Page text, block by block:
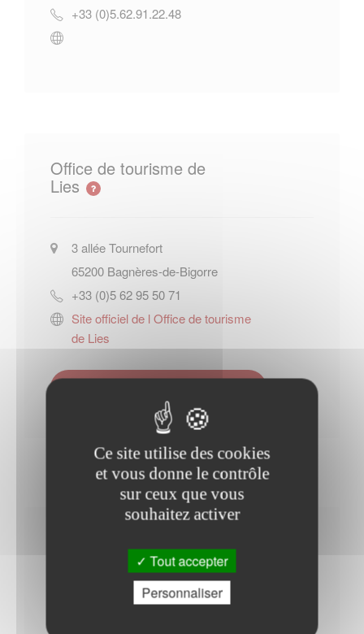
+33 (0)5.62.91.22.48
Office de tourisme de
Lies
3 allée Tournefort
65200 Bagnères-de-Bigorre
+33 (0)5 62 95 50 71
Site officiel de l Office de tourisme
de Lies
Ce site utilise des cookies
et vous donne le contrôle
sur ceux que vous
souhaitez activer
Tout accepter
Personnaliser